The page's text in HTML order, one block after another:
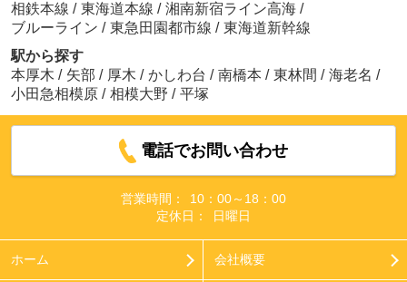
相鉄本線 / 東海道本線 / 湘南新宿ライン高海 /
ブルーライン / 東急田園都市線 / 東海道新幹線
駅から探す
本厚木 / 矢部 / 厚木 / かしわ台 / 南橋本 / 東林間 / 海老名 /
小田急相模原 / 相模大野 / 平塚
電話でお問い合わせ
営業時間：
10：00～18：00
定休日：
日曜日
ホーム 会社概要